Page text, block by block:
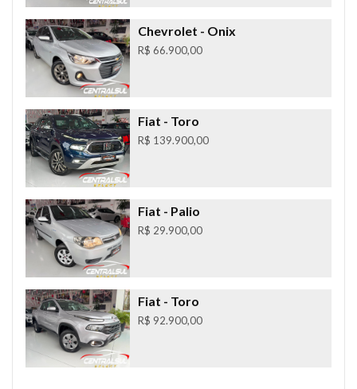
Chevrolet - Onix
R$ 66.900,00
Fiat - Toro
R$ 139.900,00
Fiat - Palio
R$ 29.900,00
Fiat - Toro
R$ 92.900,00